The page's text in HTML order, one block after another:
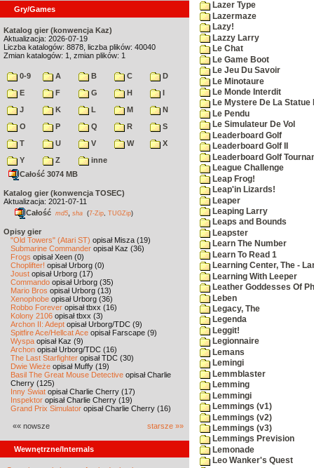
Gry/Games
Katalog gier (konwencja Kaz)
Aktualizacja: 2026-07-19
Liczba katalogów: 8878, liczba plików: 40040
Zmian katalogów: 1, zmian plików: 1
0-9 A B C
D
E
F G H
I
J
K L M
N
O
P Q R
S
T
U V W
X
Y
Z
inne
Całość 3074 MB
Katalog gier (konwencja TOSEC)
Aktualizacja: 2021-07-11
Całość md5 sha (7-Zip TUGZip)
Opisy gier
"Old Towers" (Atari ST) opisał Misza (19)
Submarine Commander opisał Kaz (36)
Frogs opisał Xeen (0)
Choplifter! opisał Urborg (0)
Joust opisał Urborg (17)
Commando opisał Urborg (35)
Mario Bros opisał Urborg (13)
Xenophobe opisał Urborg (36)
Robbo Forever opisał tbxx (16)
Kolony 2106 opisał tbxx (3)
Archon II: Adept opisał Urborg/TDC (9)
Spitfire Ace/Hellcat Ace opisał Farscape (9)
Wyspa opisał Kaz (9)
Archon opisał Urborg/TDC (16)
The Last Starfighter opisał TDC (30)
Dwie Wieże opisał Muffy (19)
Basil The Great Mouse Detective opisał Charlie
Cherry (125)
Inny Świat opisał Charlie Cherry (17)
Inspektor opisał Charlie Cherry (19)
Grand Prix Simulator opisał Charlie Cherry (16)
«« nowsze starsze »»
Wewnętrzne/Internals
Lazer Type
Lazermaze
Lazy!
Lazzy Larry
Le Chat
Le Game Boot
Le Jeu Du Savoir
Le Minotaure
Le Monde Interdit
Le Mystere De La Statue
Le Pendu
Le Simulateur De Vol
Leaderboard Golf
Leaderboard Golf II
Leaderboard Golf
League Challenge
Leap Frog!
Leap'in Lizards!
Leaper
Leaping Larry
Leaps and Bounds
Leapster
Learn The Number
Learn To Read 1
Learning Center, The -
Learning With Leeper
Leather Goddesses Of
Leben
Legacy, The
Legenda
Leggit!
Legionnaire
Lemans
Lemingi
Lemmblaster
Lemming
Lemmingi
Lemmings (v1)
Lemmings (v2)
Lemmings (v3)
Lemmings Prevision
Lemonade
Leo Wanker's Quest